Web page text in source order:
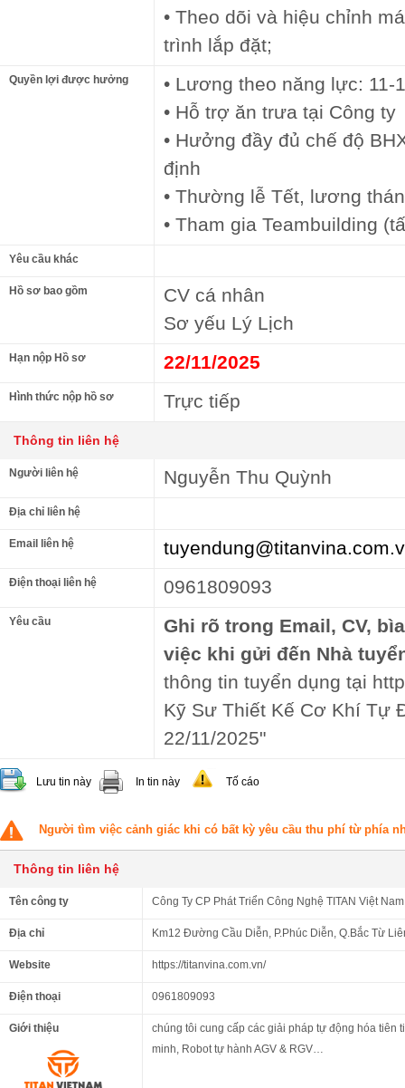
• Theo dõi và hiệu chỉnh
trình lắp đặt;
Quyền lợi được hưởng
• Lương theo năng lực: 11-
• Hỗ trợ ăn trưa tại Công ty
• Hưởng đầy đủ chế độ
định
• Thường lễ Tết, lương
• Tham gia Teambuilding
Yêu cầu khác
Hồ sơ bao gồm
CV cá nhân
Sơ yếu Lý Lịch
Hạn nộp Hồ sơ 22/11/2025
Hình thức nộp hồ sơ Trực tiếp
Thông tin liên hệ
Người liên hệ Nguyễn Thu Quỳnh
Địa chỉ liên hệ
Email liên hệ
Điện thoại liên hệ 0961809093
Yêu cầu
Ghi rõ trong Email, CV,
việc khi gửi đến Nhà
thông tin tuyển dụng tại
Kỹ Sư Thiết Kế Cơ Khí Tự
22/11/2025"
Lưu tin này In tin này Tố cáo
Người tìm việc cảnh giác khi có bất kỳ yêu cầu thu phí từ phía
Thông tin liên hệ
Tên công ty Công Ty CP Phát Triển Công Nghệ TITAN Việt Nam
Địa chỉ Km12 Đường Cầu Diễn, P.Phúc Diễn, Q.Bắc Từ
Website https://titanvina.com.vn/
Điện thoại 0961809093
Giới thiệu
chúng tôi cung cấp các giải pháp tự động hóa tiên
minh, Robot tự hành AGV & RGV…